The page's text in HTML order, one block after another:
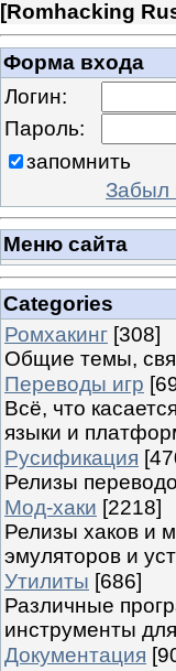
[Romhacking
Форма входа
Логин:
Пароль:
запомнить
Забыл
Меню сайта
Categories
Ромхакинг [308]
Общие темы,
Переводы игр
Всё, что
языки и
Русификация
Релизы
Мод-хаки [2218]
Релизы хаков и
эмуляторов и
Утилиты [686]
Различные
инструменты
Документация